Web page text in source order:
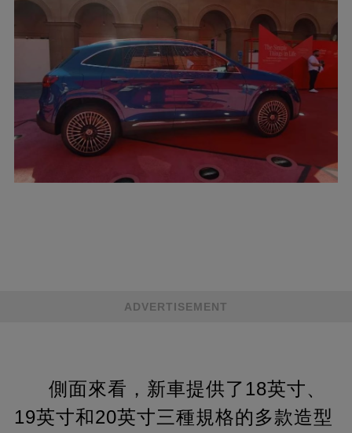
ADVERTISEMENT
側面來看，新車提供了18英寸、
19英寸和20英寸三種規格的多款造型